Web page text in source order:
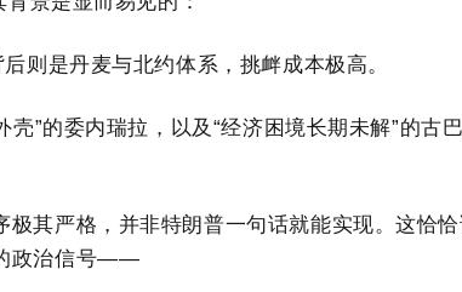
则是丹麦与北约体系，挑衅成本极高。
”的委内瑞拉，以及“经济困境长期未解”的古
其严格，并非特朗普一句话就能实现。这恰
政治信号——